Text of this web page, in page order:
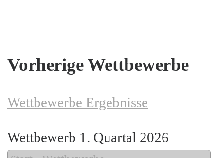
Vorherige Wettbewerbe
Wettbewerbe Ergebnisse
Wettbewerb 1. Quartal 2026